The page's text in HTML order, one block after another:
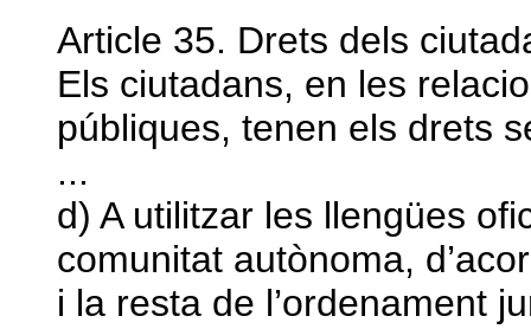
Article 35. Drets dels
Els ciutadans, en les
públiques, tenen els drets
...
d) A utilitzar les llengües
comunitat autònoma,
i la resta de l’ordenament